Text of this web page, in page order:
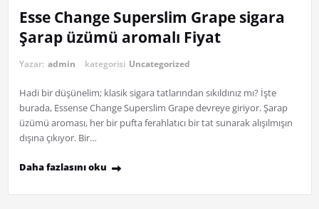
Esse Change Superslim Grape sigara
Şarap üzümü aromalı Fiyat
Yazar: admin kategorisi Uncategorized
Hadi bir düşünelim; klasik sigara tatlarından sıkıldınız mı? İşte
burada, Essense Change Superslim Grape devreye giriyor. Şarap
üzümü aroması, her bir pufta ferahlatıcı bir tat sunarak alışılmışın
dışına çıkıyor. Bir…
Daha fazlasını oku